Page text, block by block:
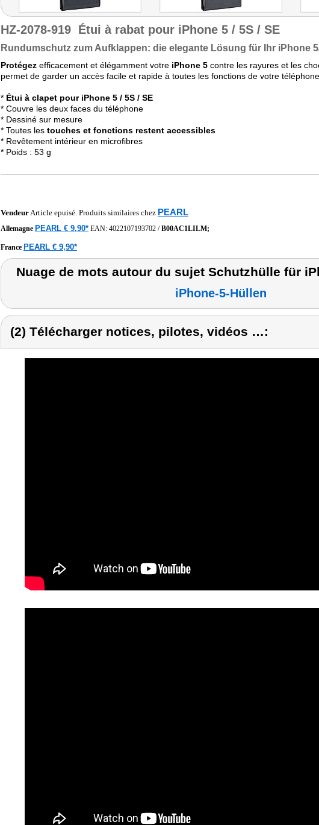
HZ-2078-919 Étui à rabat pour iPhone 5 / 5S / SE
Rundumschutz zum Aufklappen: die elegante Lösung für Ihr iPhone
Protégez efficacement et élégamment votre iPhone 5 contre les rayures et les
permet de garder un accès facile et rapide à toutes les fonctions de votre téléphone.
* Étui à clapet pour iPhone 5 / 5S / SE
* Couvre les deux faces du téléphone
* Dessiné sur mesure
* Toutes les touches et fonctions restent accessibles
* Revêtement intérieur en microfibres
* Poids : 53 g
VendeurArticle epuisé. Produits similaires chez PEARL
Allemagne PEARL € 9,90* EAN: 4022107193702 /B00AC1LILM;
France PEARL € 9,90*
Nuage de mots autour du sujet Schutzhülle für
iPhone-5-Hüllen
(2) Télécharger notices, pilotes, vidéos …: